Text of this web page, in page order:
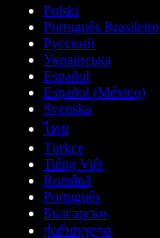
Polski
Português Brasileiro
Русский
Українська
Español
Español (México)
Svenska
ไทย
Türkçe
Tiếng Việt
Română
Português
Български
ქართული